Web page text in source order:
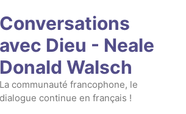
Conversations
avec Dieu - Neale
Donald Walsch
La communauté francophone, le
dialogue continue en français !